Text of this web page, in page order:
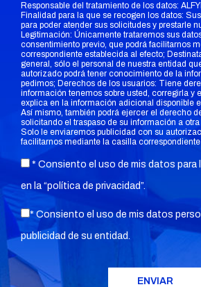
Responsable del tratamiento de los datos:
Finalidad para la que se recogen los datos:
para poder atender sus solicitudes y prestarle
Legitimación: Únicamente trataremos sus
consentimiento previo, que podrá facilitarnos
correspondiente establecida al efecto;
general, sólo el personal de nuestra entidad
autorizado podrá tener conocimiento de la
pedimos; Derechos de los usuarios: Tiene
información tenemos sobre usted, corregirla y
explica en la información adicional disponible
Así mismo, también podrá ejercer el derecho
solicitando el traspaso de su información a
Solo le enviaremos publicidad con su
facilitarnos mediante la casilla
* Consiento el uso de mis datos para
en la “política de privacidad”.
* Consiento el uso de mis datos
publicidad de su entidad.